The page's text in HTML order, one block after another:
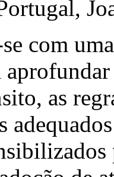
com
as